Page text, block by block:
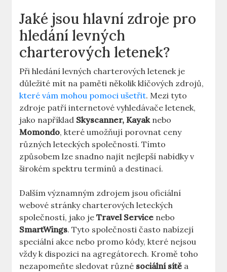
Jaké jsou hlavní zdroje pro
hledání levných
charterových letenek?
Při hledání levných charterových letenek je
důležité mít na paměti několik klíčových zdrojů,
které vám mohou pomoci ušetřit. Mezi tyto
zdroje patří internetové vyhledávače letenek,
jako například Skyscanner, Kayaknebo
Momondo, které umožňují porovnat ceny
různých leteckých společností. Tímto
způsobem lze snadno najít nejlepší nabídky v
širokém spektru termínů a destinací.
Dalším významným zdrojem jsou oficiální
webové stránky charterových leteckých
společností, jako jeTravel Service nebo
SmartWings. Tyto společnosti často nabízejí
speciální akce nebo promo kódy, které nejsou
vždy k dispozici na agregátorech. Kromě toho
nezapomeňte sledovat různé sociální sítě a